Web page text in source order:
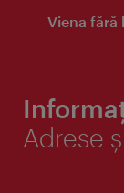
Viena fără
Adrese